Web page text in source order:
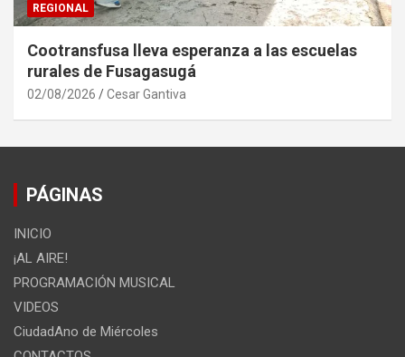
REGIONAL
Cootransfusa lleva esperanza a las escuelas
rurales de Fusagasugá
02/08/2026 Cesar Gantiva
PÁGINAS
INICIO
¡AL AIRE!
PROGRAMACIÓN MUSICAL
VIDEOS
CiudadAno de Miércoles